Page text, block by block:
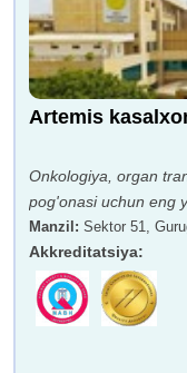
Artemis
Onkologiya, organ
pog'onasi uchun eng
Manzil : Sektor 51,
Akkreditatsiya: